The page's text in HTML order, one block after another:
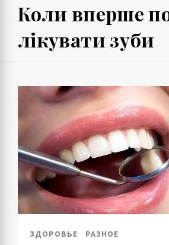
Коли вперше
лікувати зуби
ЗДОРОВЬЕ РАЗНОЕ